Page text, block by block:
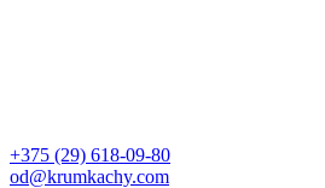
+375 (29) 618-09-80
od@krumkachy.com